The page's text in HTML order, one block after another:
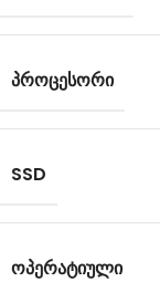
ᲞᲠᲝᲪᲔᲡᲝᲠᲘ
SSD
ᲝᲞᲔᲠᲐᲢᲘᲣᲚᲘ